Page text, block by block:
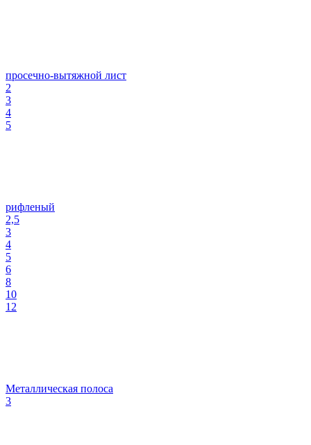
просечно-вытяжной лист
2
3
4
5
рифленый
2,5
3
4
5
6
8
10
12
Металлическая полоса
3